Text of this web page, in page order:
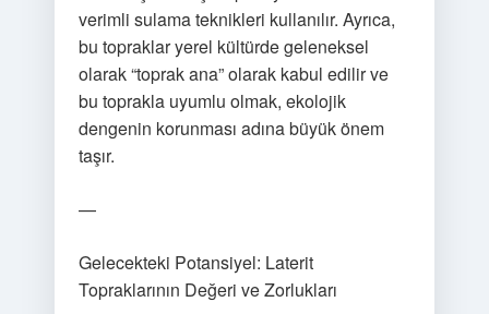
verimli sulama teknikleri kullanılır. Ayrıca,
bu topraklar yerel kültürde geleneksel
olarak “toprak ana” olarak kabul edilir ve
bu toprakla uyumlu olmak, ekolojik
dengenin korunması adına büyük önem
taşır.
—
Gelecekteki Potansiyel: Laterit
Topraklarının Değeri ve Zorlukları